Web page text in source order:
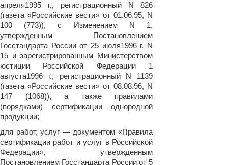
апреля1995 г., регистрационный N 826
(газета «Российские вести» от 01.06.95, N
100 (773)), с Изменением N 1,
утвержденным Постановлением
Госстандарта России от 25 июля1996 г. N
15 и зарегистрированным Министерством
юстиции Российской Федерации 1
августа1996 г., регистрационный N 1139
(газета «Российские вести» от 08.08.96, N
147 (1068)), а также правилами
(порядками) сертификации однородной
продукции;
для работ, услуг — документом «Правила
сертификации работ и услуг в Российской
Федерации», утвержденным
Постановлением Госстандарта России от 5